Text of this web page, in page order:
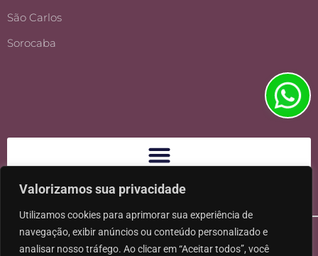
Valorizamos sua privacidade
Utilizamos cookies para aprimorar sua experiência de
navegação, exibir anúncios ou conteúdo personalizado e
analisar nosso tráfego. Ao clicar em “Aceitar todos”, você
São Carlos
Sorocaba